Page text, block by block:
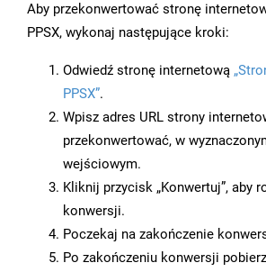
Aby przekonwertować stronę
PPSX, wykonaj następujące kroki:
Odwiedź stronę internetową
PPSX”.
Wpisz adres URL strony
przekonwertować, w
wejściowym.
Kliknij przycisk „Konwertuj”, aby
konwersji.
Poczekaj na zakończenie
Po zakończeniu konwersji